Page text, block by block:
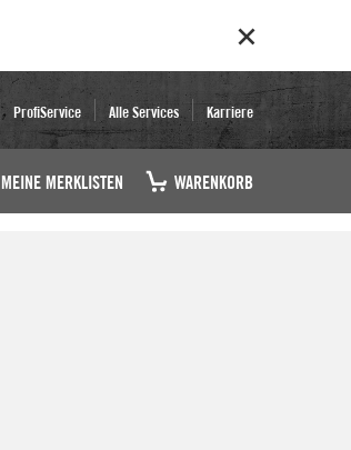
ProfiService Alle Services Karriere
MEINE MERKLISTEN WARENKORB